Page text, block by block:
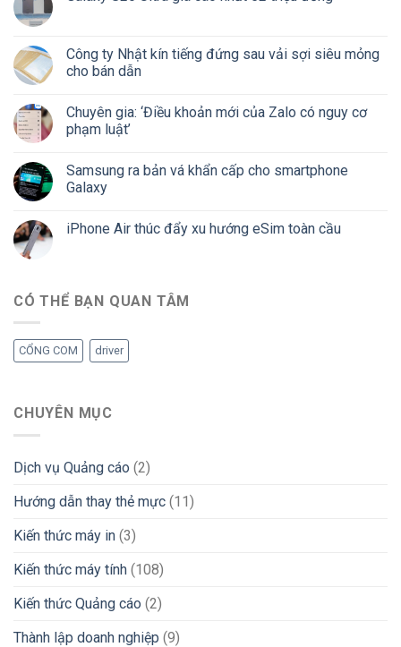
Công ty Nhật kín tiếng đứng sau vải sợi siêu mỏng
cho bán dẫn
Chuyên gia: ‘Điều khoản mới của Zalo có nguy cơ
phạm luật’
Samsung ra bản vá khẩn cấp cho smartphone
Galaxy
iPhone Air thúc đẩy xu hướng eSim toàn cầu
CÓ THỂ BẠN QUAN TÂM
CỔNG COM driver
CHUYÊN MỤC
Dịch vụ Quảng cáo (2)
Hướng dẫn thay thẻ mực (11)
Kiến thức máy in (3)
Kiến thức máy tính (108)
Kiến thức Quảng cáo (2)
Thành lập doanh nghiệp (9)